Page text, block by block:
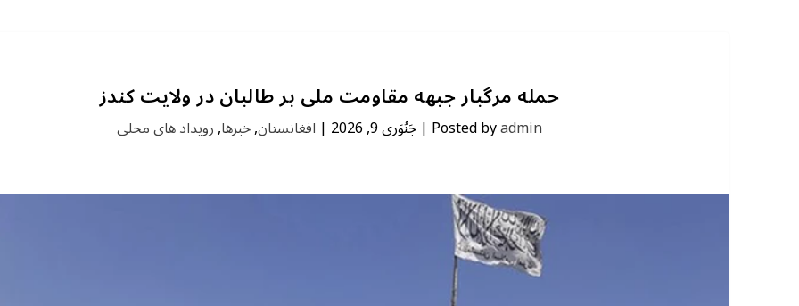
حمله مرگبار جبهه مقاومت ملی بر طالبان در ولایت کندز
Posted byadmin
|جَنُوَری 9, 2026 | افغانستان,خبرها,رویداد های محلی